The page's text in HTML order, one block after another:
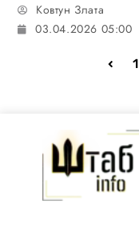
Ковтун Злата
03.04.2026 05:00
1